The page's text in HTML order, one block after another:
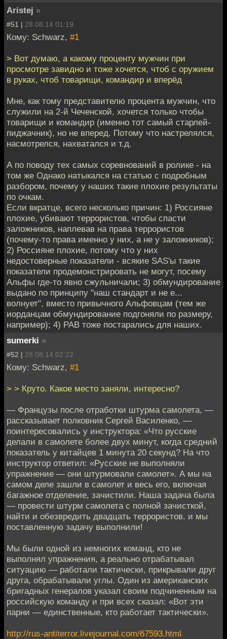
Aristej »
#51 | 28.08.14 01:19
Кому: Schwarz, #1
> Вот думаю, а какому проценту мужчин при
просмотре завидно и тоже хочется, чтоб с оружием
в руках, чтоб товарищи, командир и вперёд
Мне, как тому представителю процента мужчин, что
служили на 2-й Чеченской, хочется только чтобы
товарищи и командир (именно тот самый старлей-
пиджачник), но не вперед. Потому что настрелялся,
насмотрелся, нахватался и т.д.
А по поводу тех самых соревнований в ролике - на
том же Однако натыкался на статью с подробным
разбором, почему у наших такие плохие результаты
по очкам.
Если вкратце, всего несколько причин: 1) Россияне
плохие, убивают террористов, чтобы спасти
заложников, наплевав на права террористов
(почему-то права именно у них, а не у заложников);
2) Россияне плохие, потому что у них
недостоверные показатели - всякие SAS'ы такие
показатели продемонстрировать не могут, посему
Альфы где-то явно сжульничали; 3) обмундирование
выдано по принципу "наш стандарт и не е...
волнует", вместо привычного Альфовцам (тем же
иорданцам обмундирование подгоняли по размеру,
например); 4) РАВ тоже постарались для наших.
sumerki »
#52 | 28.08.14 02:22
Кому: Schwarz, #1
> > Круто. Какое место заняли, интересно?
— Французы после отработки штурма самолета, —
рассказывает полковник Сергей Василенко, —
поинтересовались у инструктора: «Что русские
делали в самолете более двух минут, когда средний
показатель у китайцев 1 минута 20 секунд? На что
инструктор ответил: «Русские не выполняли
упражнение — они штурмовали самолет». А мы на
самом деле зашли в самолет и весь его, включая
багажное отделение, зачистили. Наша задача была
— провести штурм самолета с полной зачисткой,
найти и обезвредить двадцать террористов. и мы
поставленную задачу выполнили!
Мы были одной из немногих команд, кто не
выполнял упражнения, а реально отрабатывал
ситуацию — работали тактически, прикрывали друг
друга, обрабатывали углы. Один из американских
бригадных генералов указал своим подчиненным на
российскую команду и при всех сказал: «Вот эти
парни — единственные, кто работает тактически».
http://rus-antiterror.livejournal.com/67593.html